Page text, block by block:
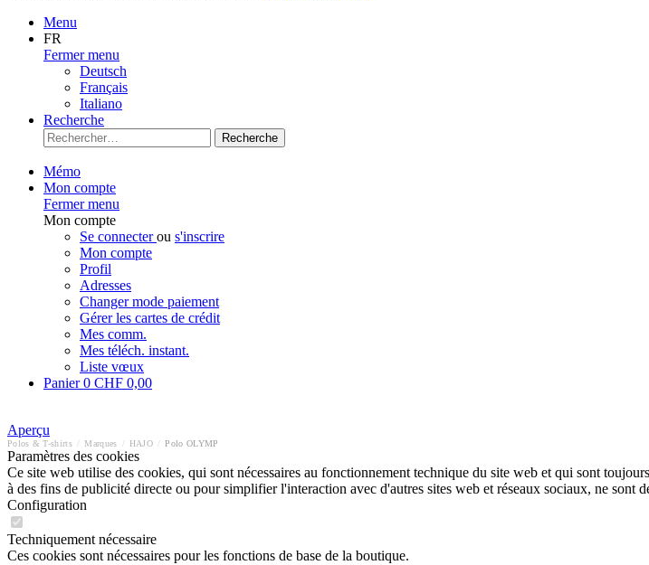
Menu
FR
Fermer menu
Deutsch
Français
Italiano
Recherche
Recherche
Mémo
Mon compte
Fermer menu
Mon compte
Se connecterou s'inscrire
Mon compte
Profil
Adresses
Changer mode paiement
Gérer les cartes de crédit
Mes comm.
Mes téléch. instant.
Liste vœux
Panier0 CHF 0,00
Aperçu
Polos & T-shirts Marques HAJO Polo OLYMP
Paramètres des cookies
Ce site web utilise des cookies, qui sont nécessaires au fonctionnement technique du site web et qui sont
à des fins de publicité directe ou pour simplifier l'interaction avec d'autres sites web et réseaux sociaux, ne sont
Configuration
Techniquement nécessaire
Ces cookies sont nécessaires pour les fonctions de base de la boutique.